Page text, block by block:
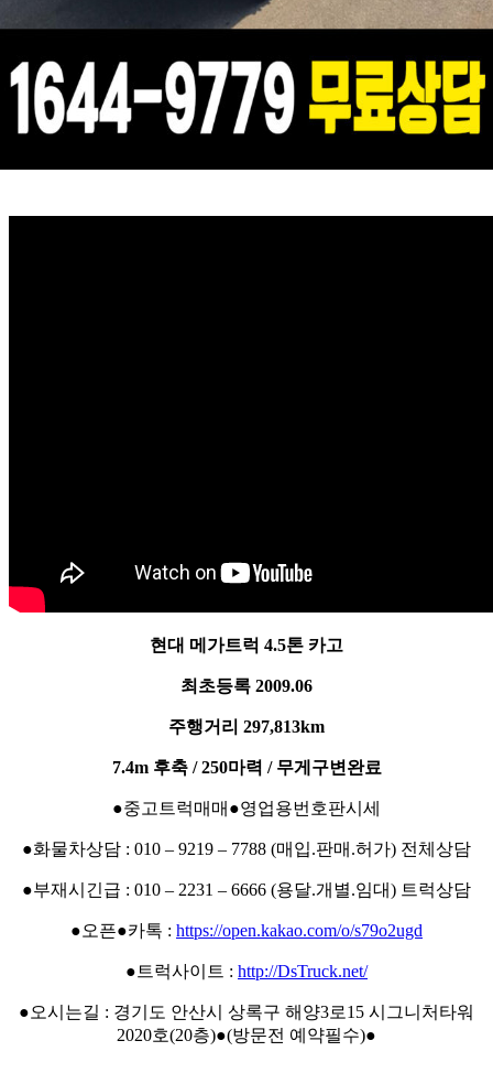
현대 메가트럭 4.5톤 카고
최초등록 2009.06
주행거리 297,813km
7.4m 후축 / 250마력 / 무게구변완료
●중고트럭매매●영업용번호판시세
●화물차상담 : 010 – 9219 – 7788 (매입.판매.허가) 전체상담
●부재시긴급 : 010 – 2231 – 6666 (용달.개별.임대) 트럭상담
●오픈●카톡 : https://open.kakao.com/o/s79o2ugd
●트럭사이트 : http://DsTruck.net/
●오시는길 : 경기도 안산시 상록구 해양3로15 시그니처타워
2020호(20층)●(방문전 예약필수)●